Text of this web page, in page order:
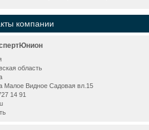
компании
область
Малое Видное Садовая вл.15
14 91